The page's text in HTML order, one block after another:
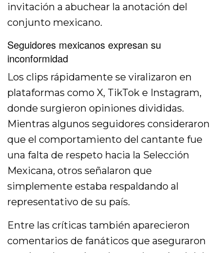
invitación a abuchear la anotación del
conjunto mexicano.
Seguidores mexicanos expresan su
inconformidad
Los clips rápidamente se viralizaron en
plataformas como X, TikTok e Instagram,
donde surgieron opiniones divididas.
Mientras algunos seguidores consideraron
que el comportamiento del cantante fue
una falta de respeto hacia la Selección
Mexicana, otros señalaron que
simplemente estaba respaldando al
representativo de su país.
Entre las críticas también aparecieron
comentarios de fanáticos que aseguraron